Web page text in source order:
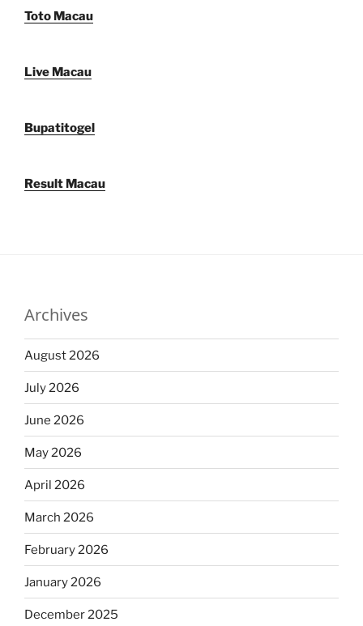
Toto Macau
Live Macau
Bupatitogel
Result Macau
Archives
August 2026
July 2026
June 2026
May 2026
April 2026
March 2026
February 2026
January 2026
December 2025